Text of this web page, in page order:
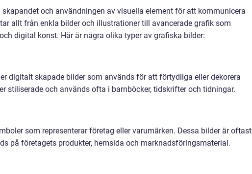
och användningen av visuella element för att kommunicera
allt från enkla bilder och illustrationer till avancerade grafik som
digital konst. Här är några olika typer av grafiska bilder:
digitalt skapade bilder som används för att förtydliga eller dekorera
stiliserade och används ofta i barnböcker, tidskrifter och tidningar.
som representerar företag eller varumärken. Dessa bilder är oftast
på företagets produkter, hemsida och marknadsföringsmaterial.